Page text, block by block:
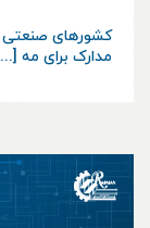
کشورهای صنعتی
مدارک برای مه